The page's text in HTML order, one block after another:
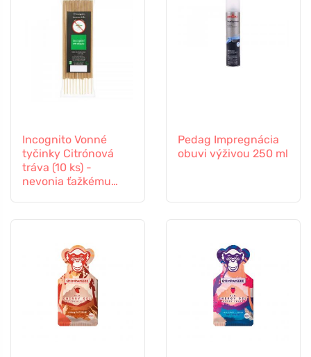
Incognito Vonné
tyčinky Citrónová
tráva (10 ks) -
nevonia ťažkému
Pedag Impregnácia
obuvi výživou 250 ml